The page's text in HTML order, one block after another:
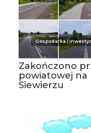
Gospodarka i
Zakończono
powiatowej na
Siewierzu